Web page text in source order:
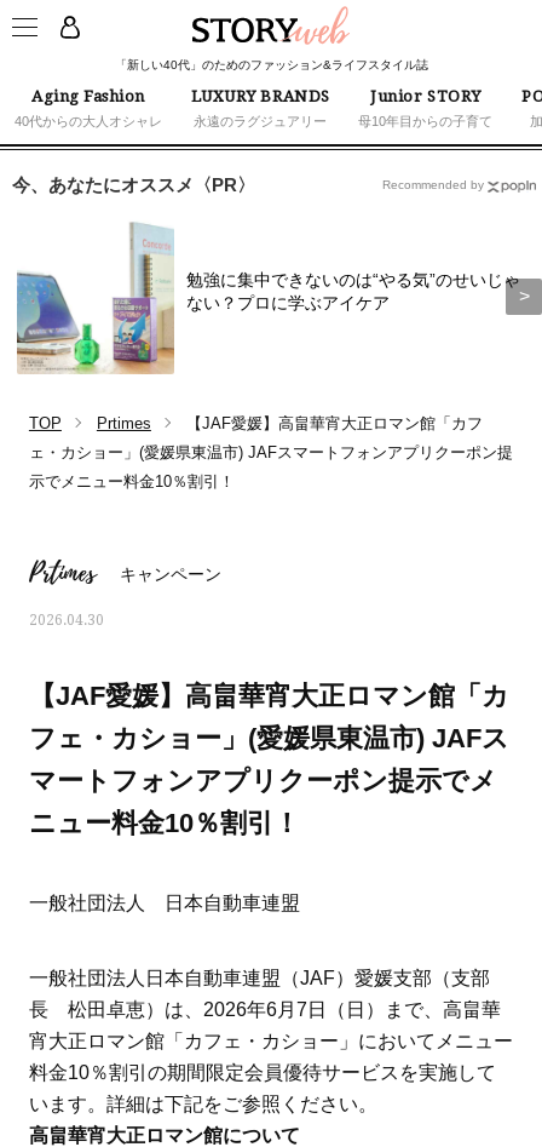
「新しい40代」のためのファッション&ライフスタイル誌
Aging Fashion
40代からの大人オシャレ
LUXURY BRANDS
永遠のラグジュアリー
Junior STORY
母10年目からの子育て
ス学」
タログ
今、あなたにオススメ〈PR〉
勉強に集中できないのは“やる気”のせいじゃ
ない？プロに学ぶアイケア
Recommended by
TOP Prtimes
【JAF愛媛】高畠華宵大正ロマン館「カフ
ェ・カショー」(愛媛県東温市) JAFスマートフォンアプリクーポン提
示でメニュー料金10％割引！
Prtimes キャンペーン
2026.04.30
【JAF愛媛】高畠華宵大正ロマン館「カ
フェ・カショー」(愛媛県東温市) JAFス
マートフォンアプリクーポン提示でメ
ニュー料金10％割引！
一般社団法人 日本自動車連盟
一般社団法人日本自動車連盟（JAF）愛媛支部（支部
長 松田卓恵）は、2026年6月7日（日）まで、高畠華
宵大正ロマン館「カフェ・カショー」においてメニュー
料金10％割引の期間限定会員優待サービスを実施して
います。詳細は下記をご参照ください。
高畠華宵大正ロマン館について